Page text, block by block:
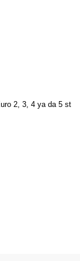
2, 3, 4 ya da 5 st